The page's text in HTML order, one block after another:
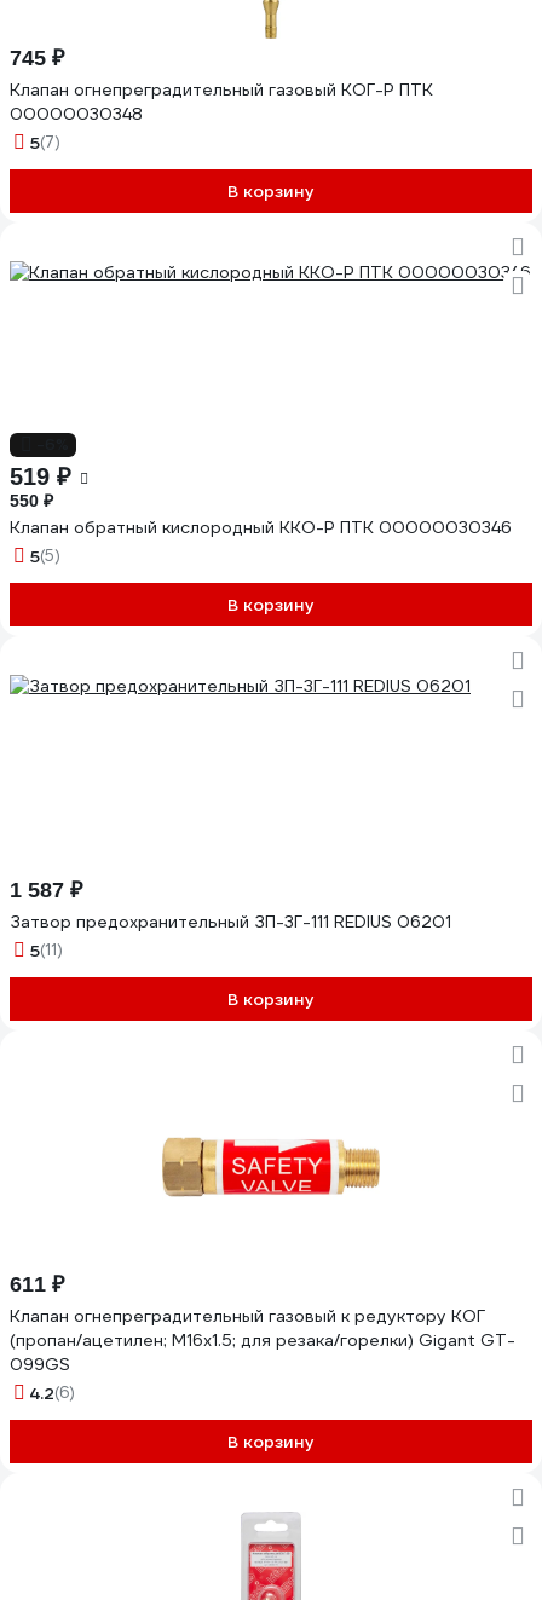
745 ₽
Клапан огнепреградительный газовый КОГ-Р ПТК
00000030348
5(7)
В корзину
519 ₽
550 ₽
Клапан обратный кислородный ККО-Р ПТК 00000030346
5(5)
В корзину
1 587 ₽
Затвор предохранительный ЗП-3Г-111 REDIUS 06201
5(11)
В корзину
611 ₽
Клапан огнепреградительный газовый к редуктору КОГ
(пропан/ацетилен; М16x1.5; для резака/горелки) Gigant GT-
099GS
4.2(6)
В корзину